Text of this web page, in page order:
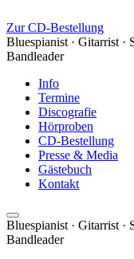
Zur CD-Bestellung
Bluespianist · Gitarrist ·
Bandleader
Info
Termine
Discografie
Hörproben
CD-Bestellung
Presse & Media
Gästebuch
Kontakt
Bluespianist · Gitarrist ·
Bandleader